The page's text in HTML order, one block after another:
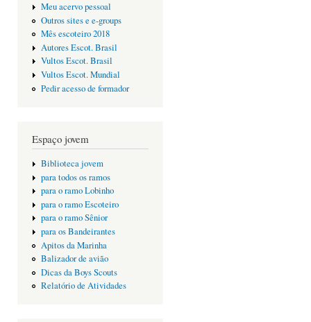
Meu acervo pessoal
Outros sites e e-groups
Mês escoteiro 2018
Autores Escot. Brasil
Vultos Escot. Brasil
Vultos Escot. Mundial
Pedir acesso de formador
Espaço jovem
Biblioteca jovem
para todos os ramos
para o ramo Lobinho
para o ramo Escoteiro
para o ramo Sênior
para os Bandeirantes
Apitos da Marinha
Balizador de avião
Dicas da Boys Scouts
Relatório de Atividades